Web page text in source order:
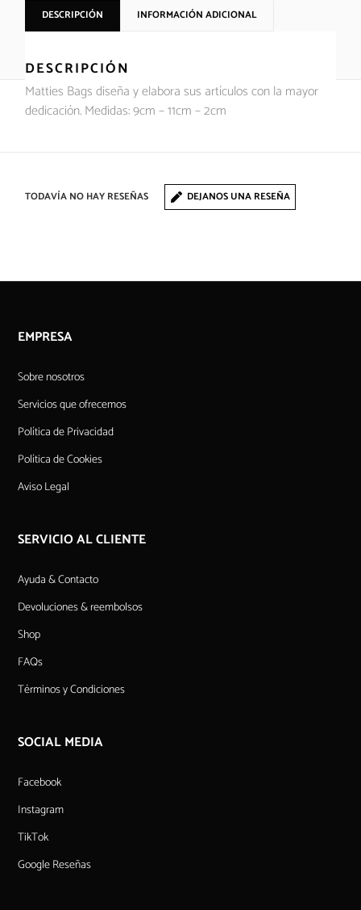
DESCRIPCIÓN INFORMACIÓN ADICIONAL
DESCRIPCIÓN
Matties Bags diseña y elabora sus artículos con la mayor
dedicación. Medidas: 9cm – 11cm – 2cm
TODAVÍA NO HAY RESEÑAS DEJANOS UNA RESEÑA
EMPRESA
Sobre nosotros
Servicios que ofrecemos
Política de Privacidad
Política de Cookies
Aviso Legal
SERVICIO AL CLIENTE
Ayuda & Contacto
Devoluciones & reembolsos
Shop
FAQs
Términos y Condiciones
SOCIAL MEDIA
Facebook
Instagram
TikTok
Google Reseñas